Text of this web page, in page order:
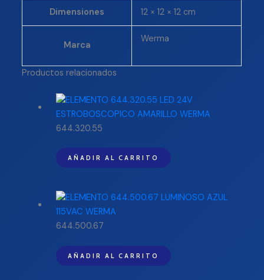
Dimensiones 12 × 12 × 12 cm
Marca
Werma
Productos relacionados
644.320.55
AÑADIR AL CARRITO
644.500.67
AÑADIR AL CARRITO